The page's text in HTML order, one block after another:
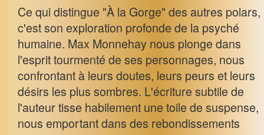
Ce qui distingue "À la Gorge" des autres polars,
c'est son exploration profonde de la psyché
humaine. Max Monnehay nous plonge dans
l'esprit tourmenté de ses personnages, nous
confrontant à leurs doutes, leurs peurs et leurs
désirs les plus sombres. L'écriture subtile de
l'auteur tisse habilement une toile de suspense,
nous emportant dans des rebondissements